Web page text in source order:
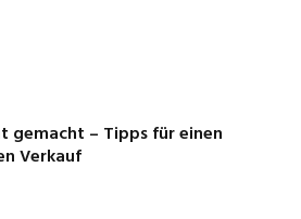
gemacht – Tipps für einen
Verkauf